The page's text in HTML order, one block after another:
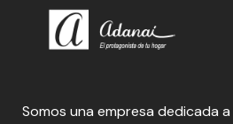
Somos una empresa dedicada a